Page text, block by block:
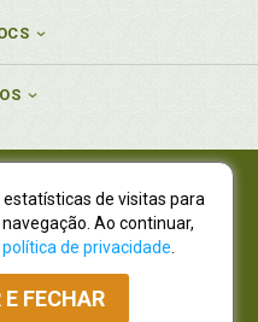
77.535.508/0001-19
01.701.561/0001-80
7665, São Lourenço |
82210-310
Atacado: (41) 4009-3939
estatísticas de visitas para
Ao continuar,
política de privacidade
FECHAR